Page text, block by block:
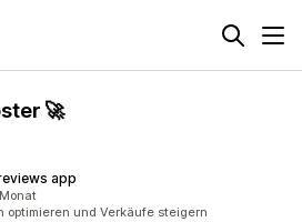
🚀
app
optimieren und Verkäufe steigern